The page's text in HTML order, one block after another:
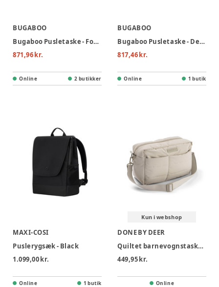
BUGABOO
Bugaboo Pusletaske - Forest Green
871,96 kr.
Online 2 butikker
BUGABOO
Bugaboo Pusletaske - Deep Indigo
817,46 kr.
Online 1 butik
MAXI-COSI
Puslerygsæk - Black
1.099,00 kr.
Online 1 butik
Kun i webshop
DONE BY DEER
Quiltet barnevognstaske Sand
449,95 kr.
Online